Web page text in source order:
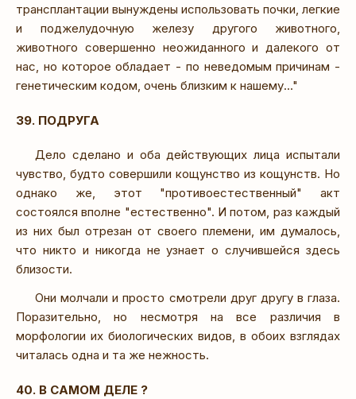
трансплантации вынуждены использовать почки, легкие
и поджелудочную железу другого животного,
животного совершенно неожиданного и далекого от
нас, но которое обладает - по неведомым причинам -
генетическим кодом, очень близким к нашему..."
39. ПОДРУГА
Дело сделано и оба действующих лица испытали
чувство, будто совершили кощунство из кощунств. Но
однако же, этот "противоестественный" акт
состоялся вполне "естественно". И потом, раз каждый
из них был отрезан от своего племени, им думалось,
что никто и никогда не узнает о случившейся здесь
близости.
Они молчали и просто смотрели друг другу в глаза.
Поразительно, но несмотря на все различия в
морфологии их биологических видов, в обоих взглядах
читалась одна и та же нежность.
40. В САМОМ ДЕЛЕ ?